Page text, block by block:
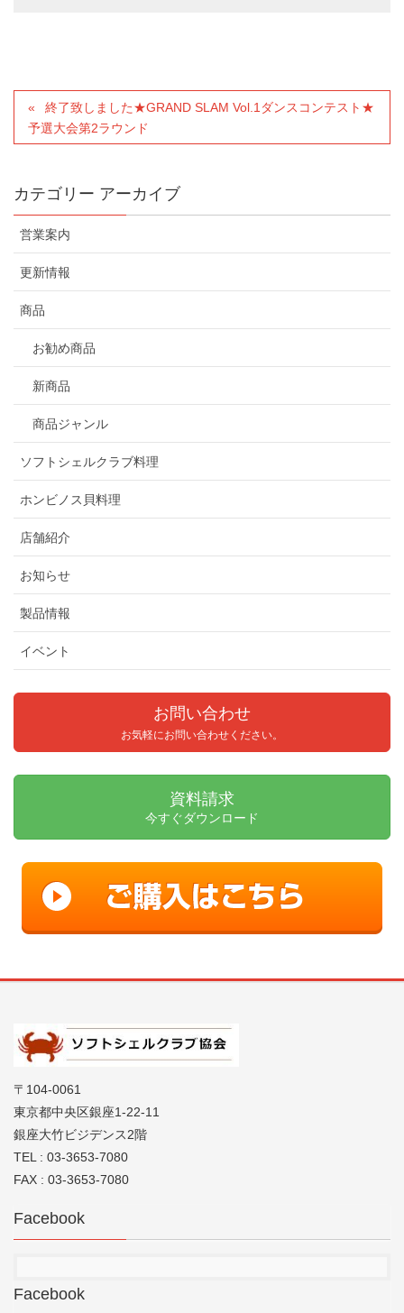
終了致しました★GRAND SLAM Vol.1ダンスコンテスト★
予選大会第2ラウンド
カテゴリー アーカイブ
営業案内
更新情報
商品
お勧め商品
新商品
商品ジャンル
ソフトシェルクラブ料理
ホンビノス貝料理
店舗紹介
お知らせ
製品情報
イベント
お問い合わせ
お気軽にお問い合わせください。
資料請求
今すぐダウンロード
〒104-0061
東京都中央区銀座1-22-11
銀座大竹ビジデンス2階
TEL : 03-3653-7080
FAX : 03-3653-7080
Facebook
Facebook